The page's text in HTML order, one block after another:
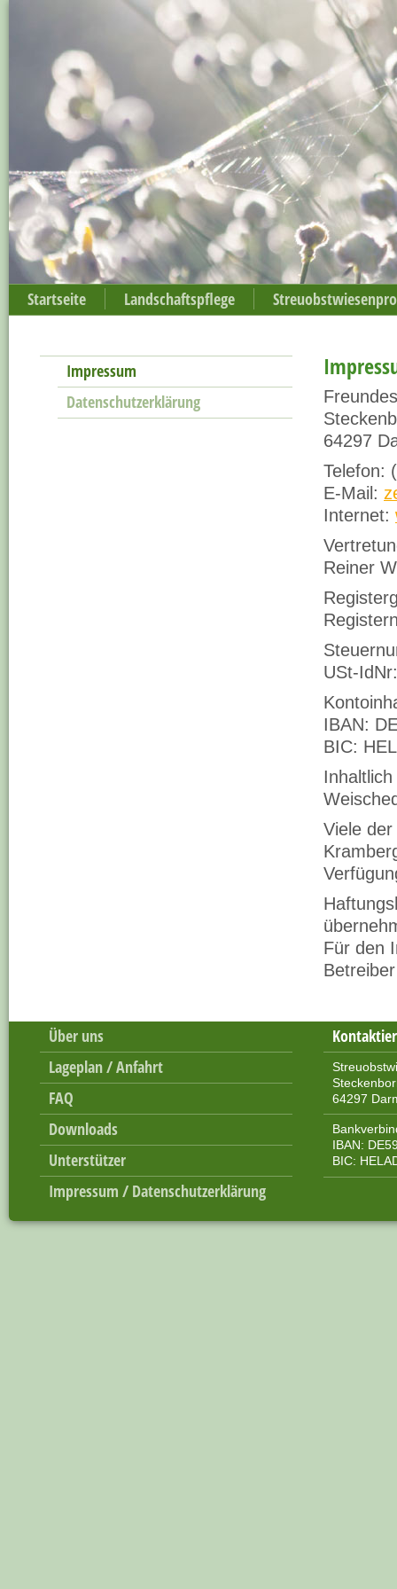
Startseite Landschaftspflege
Impressum
Datenschutzerklärung
64297
Telefon:
E-Mail:
Internet:
Reiner
USt-
IBAN:
BIC:
Viele
Für den
Über uns
Lageplan / Anfahrt
FAQ
Downloads
Unterstützer
Impressum / Datenschutzerklärung
64297
IBAN:
BIC: